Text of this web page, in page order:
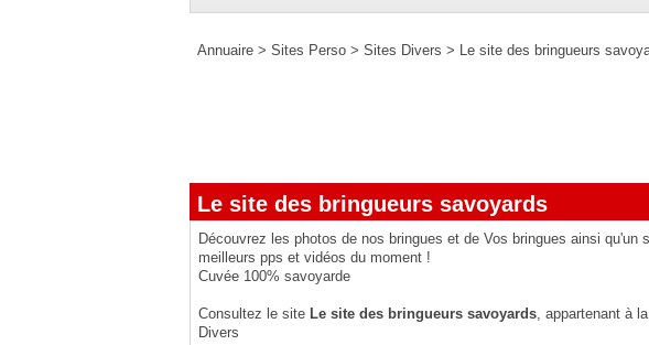
Annuaire > Sites Perso > Sites Divers > Le site des bringueurs
Le site des bringueurs savoyards
Découvrez les photos de nos bringues et de Vos bringues ainsi qu'un
meilleurs pps et vidéos du moment !
Cuvée 100% savoyarde
Consultez le site Le site des bringueurs savoyards, appartenant à
Divers